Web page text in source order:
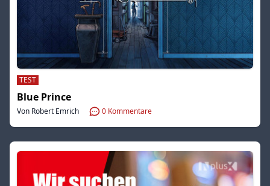
TEST
Blue Prince
Von Robert Emrich 0 Kommentare